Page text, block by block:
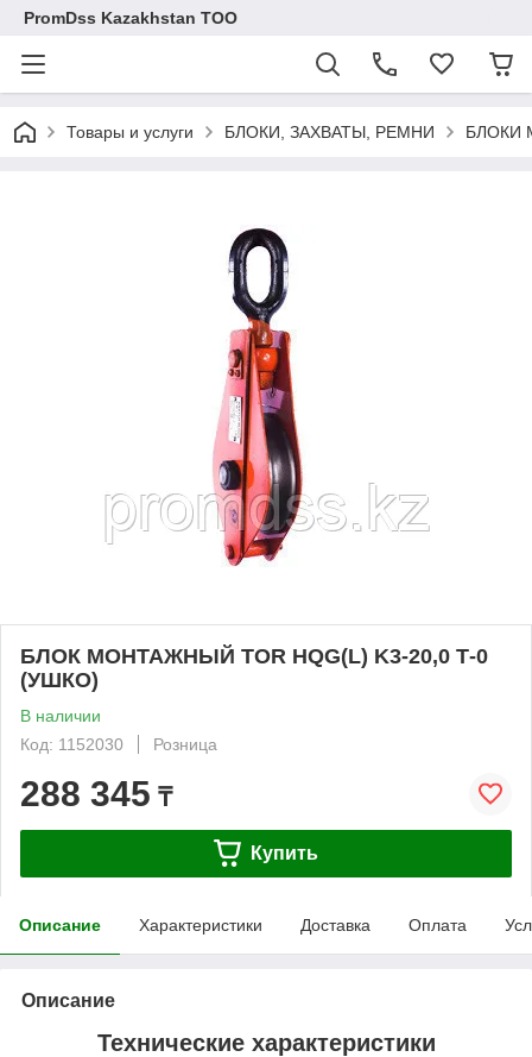
PromDss Kazakhstan TOO
Товары и услуги БЛОКИ, ЗАХВАТЫ, РЕМНИ БЛОКИ
БЛОК МОНТАЖНЫЙ TOR HQG(L) K3-20,0 Т-0
(УШКО)
В наличии
Код: 1152030
Розница
288 345 ₸
Купить
Описание Характеристики Доставка Оплата
Описание
Технические характеристики